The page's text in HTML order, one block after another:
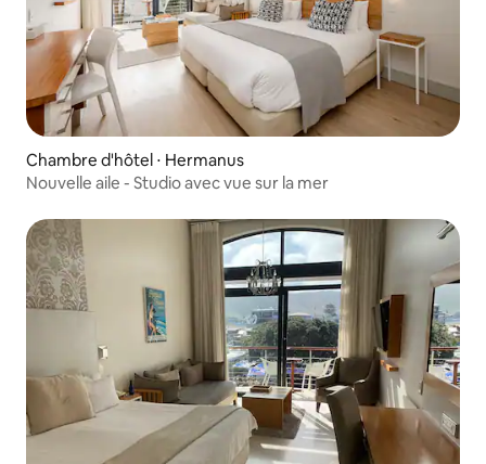
Chambre d'hôtel ⋅ Hermanus
Nouvelle aile - Studio avec vue sur la mer